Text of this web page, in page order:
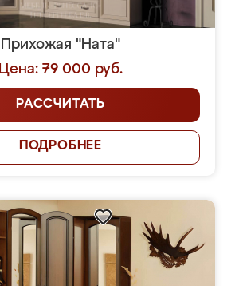
Прихожая "Ната"
Цена: 79 000 руб.
РАССЧИТАТЬ
ПОДРОБНЕЕ